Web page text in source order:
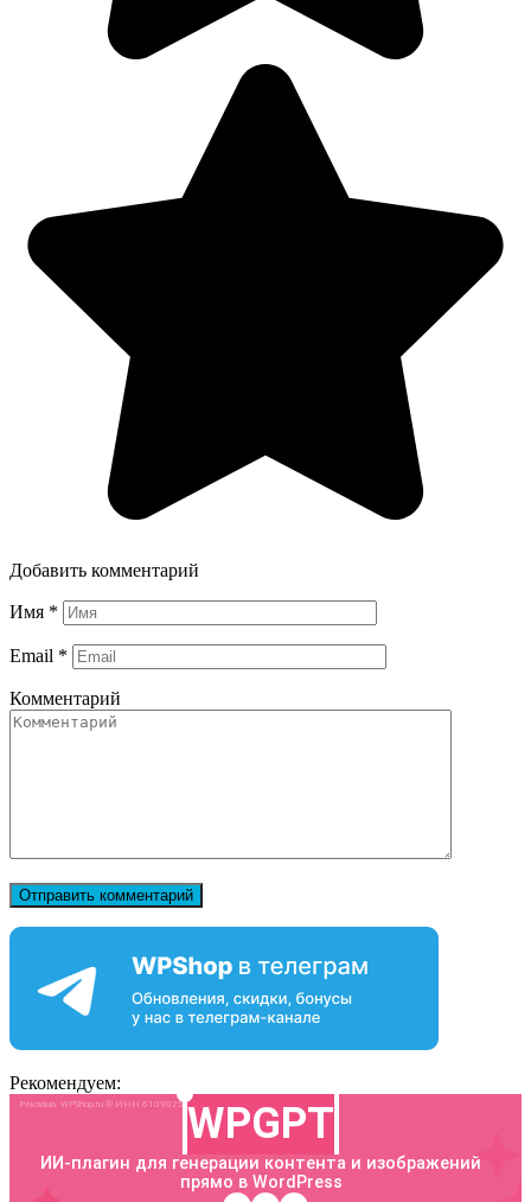
Добавить комментарий
Имя *
Email *
Комментарий
Рекомендуем: